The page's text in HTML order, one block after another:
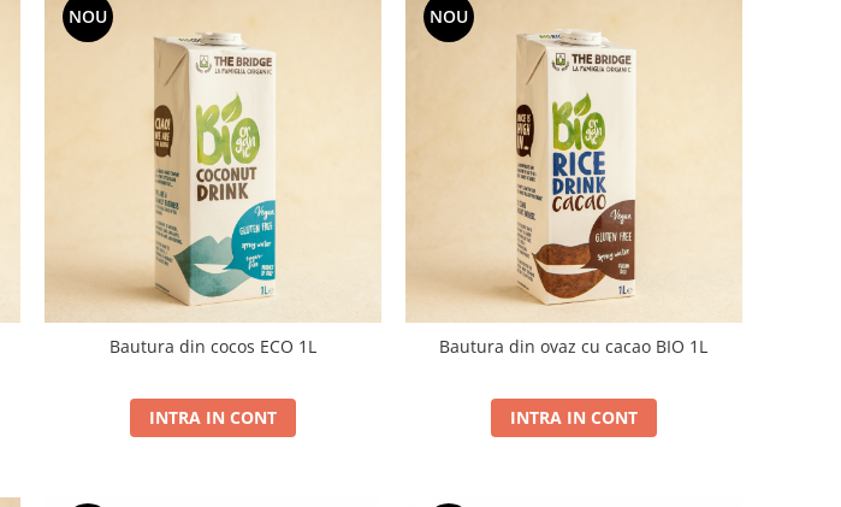
NOU
Bautura din cocos ECO 1L
INTRA IN CONT
NOU
Bautura din ovaz cu cacao BIO 1L
INTRA IN CONT